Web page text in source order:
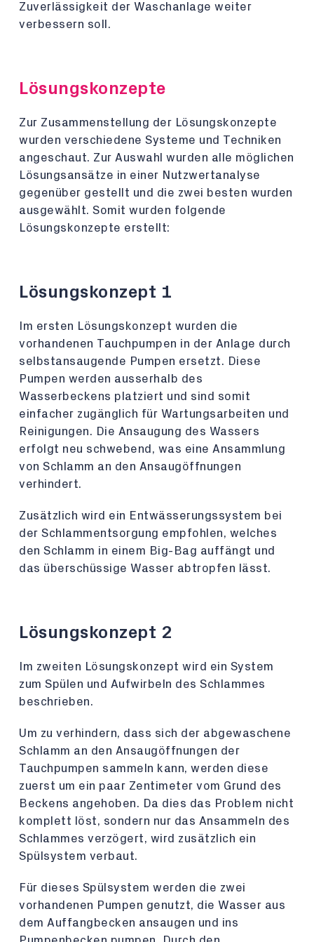
Zuverlässigkeit der Waschanlage weiter
verbessern soll.
Lösungskonzepte
Zur Zusammenstellung der Lösungskonzepte
wurden verschiedene Systeme und Techniken
angeschaut. Zur Auswahl wurden alle möglichen
Lösungsansätze in einer Nutzwertanalyse
gegenüber gestellt und die zwei besten wurden
ausgewählt. Somit wurden folgende
Lösungskonzepte erstellt:
Lösungskonzept 1
Im ersten Lösungskonzept wurden die
vorhandenen Tauchpumpen in der Anlage durch
selbstansaugende Pumpen ersetzt. Diese
Pumpen werden ausserhalb des
Wasserbeckens platziert und sind somit
einfacher zugänglich für Wartungsarbeiten und
Reinigungen. Die Ansaugung des Wassers
erfolgt neu schwebend, was eine Ansammlung
von Schlamm an den Ansaugöffnungen
verhindert.
Zusätzlich wird ein Entwässerungssystem bei
der Schlammentsorgung empfohlen, welches
den Schlamm in einem Big-Bag auffängt und
das überschüssige Wasser abtropfen lässt.
Lösungskonzept 2
Im zweiten Lösungskonzept wird ein System
zum Spülen und Aufwirbeln des Schlammes
beschrieben.
Um zu verhindern, dass sich der abgewaschene
Schlamm an den Ansaugöffnungen der
Tauchpumpen sammeln kann, werden diese
zuerst um ein paar Zentimeter vom Grund des
Beckens angehoben. Da dies das Problem nicht
komplett löst, sondern nur das Ansammeln des
Schlammes verzögert, wird zusätzlich ein
Spülsystem verbaut.
Für dieses Spülsystem werden die zwei
vorhandenen Pumpen genutzt, die Wasser aus
dem Auffangbecken ansaugen und ins